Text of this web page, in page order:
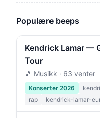
Populære beeps
Kendrick Lamar —
Tour
🎵 Musikk · 63 venter
Konserter 2026
rap
kendrick-lamar-